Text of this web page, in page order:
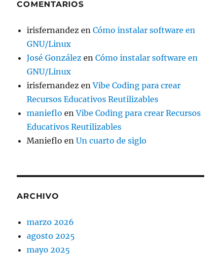
COMENTARIOS
irisfernandez enCómo instalar software en
GNU/Linux
José González enCómo instalar software en
GNU/Linux
irisfernandez enVibe Coding para crear
Recursos Educativos Reutilizables
manieflo enVibe Coding para crear Recursos
Educativos Reutilizables
Manieflo enUn cuarto de siglo
ARCHIVO
marzo 2026
agosto 2025
mayo 2025